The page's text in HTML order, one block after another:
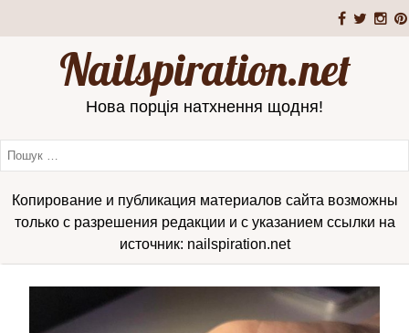
Nailspiration.net
Нова порція натхнення щодня!
Копирование и публикация материалов сайта возможны
только с разрешения редакции и с указанием ссылки на
источник: nailspiration.net